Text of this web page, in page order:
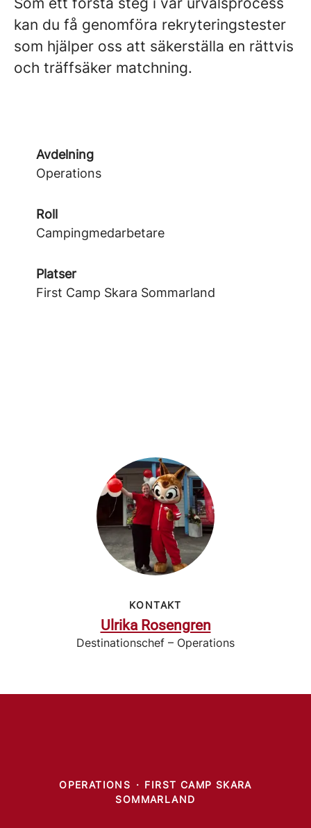
kan du få genomföra rekryteringstester
som hjälper oss att säkerställa en rättvis
och träffsäker matchning.
Avdelning
Operations
Roll
Campingmedarbetare
Platser
First Camp Skara Sommarland
KONTAKT
Ulrika Rosengren
Destinationschef – Operations
OPERATIONS · FIRST CAMP SKARA
SOMMARLAND